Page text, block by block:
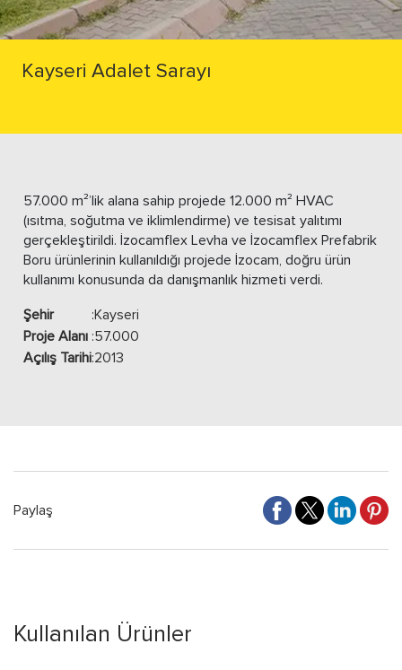
Kayseri Adalet Sarayı
57.000 m²’lik alana sahip projede 12.000 m² HVAC
(ısıtma, soğutma ve iklimlendirme) ve tesisat yalıtımı
gerçekleştirildi. İzocamflex Levha ve İzocamflex Prefabrik
Boru ürünlerinin kullanıldığı projede İzocam, doğru ürün
kullanımı konusunda da danışmanlık hizmeti verdi.
Şehir
:Kayseri
Proje Alanı :57.000
Açılış Tarihi:2013
Paylaş
Kullanılan Ürünler